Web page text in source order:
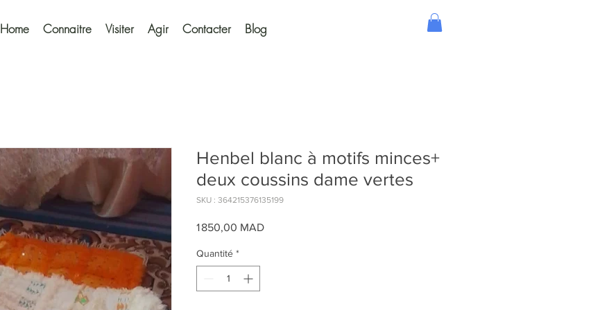
Home Connaitre Visiter Agir Contacter Blog
Henbel blanc à motifs minces+
deux coussins dame vertes
SKU : 364215376135199
1 850,00 MADPrix
Quantité *